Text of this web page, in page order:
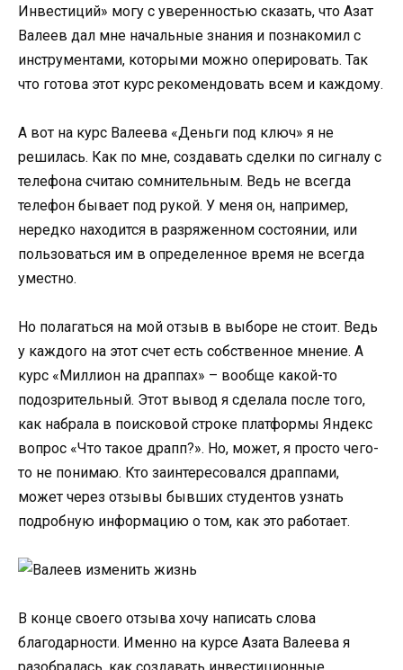
Инвестиций» могу с уверенностью сказать, что Азат
Валеев дал мне начальные знания и познакомил с
инструментами, которыми можно оперировать. Так
что готова этот курс рекомендовать всем и каждому.
А вот на курс Валеева «Деньги под ключ» я не
решилась. Как по мне, создавать сделки по сигналу с
телефона считаю сомнительным. Ведь не всегда
телефон бывает под рукой. У меня он, например,
нередко находится в разряженном состоянии, или
пользоваться им в определенное время не всегда
уместно.
Но полагаться на мой отзыв в выборе не стоит. Ведь
у каждого на этот счет есть собственное мнение. А
курс «Миллион на драппах» – вообще какой-то
подозрительный. Этот вывод я сделала после того,
как набрала в поисковой строке платформы Яндекс
вопрос «Что такое драпп?». Но, может, я просто чего-
то не понимаю. Кто заинтересовался драппами,
может через отзывы бывших студентов узнать
подробную информацию о том, как это работает.
В конце своего отзыва хочу написать слова
благодарности. Именно на курсе Азата Валеева я